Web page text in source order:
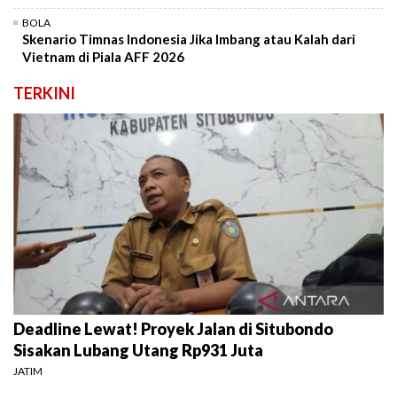
BOLA
Skenario Timnas Indonesia Jika Imbang atau Kalah dari
Vietnam di Piala AFF 2026
TERKINI
Deadline Lewat! Proyek Jalan di Situbondo
Sisakan Lubang Utang Rp931 Juta
JATIM